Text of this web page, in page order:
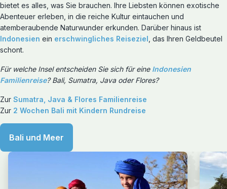
bietet es alles, was Sie brauchen. Ihre Liebsten können exotische
Abenteuer erleben, in die reiche Kultur eintauchen und
atemberaubende Naturwunder erkunden. Darüber hinaus ist
Indonesien ein erschwingliches Reiseziel , das Ihren Geldbeutel
schont.
Für welche Insel entscheiden Sie sich für eine Indonesien
Familienreise? Bali, Sumatra, Java oder Flores?
Zur Sumatra, Java & Flores Familienreise
Zur 2 Wochen Bali mit Kindern Rundreise
Bali und Meer